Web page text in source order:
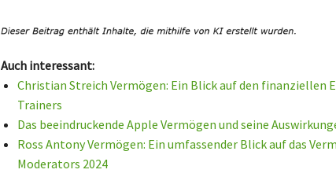
Auch interessant:
Christian Streich Vermögen: Ein Blick auf den finanziellen
Trainers
Das beeindruckende Apple Vermögen und seine
Ross Antony Vermögen: Ein umfassender Blick auf das
Moderators 2024